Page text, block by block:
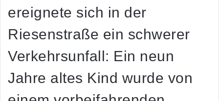
ereignete sich in der
Riesenstraße ein schwerer
Verkehrsunfall: Ein neun
Jahre altes Kind wurde von